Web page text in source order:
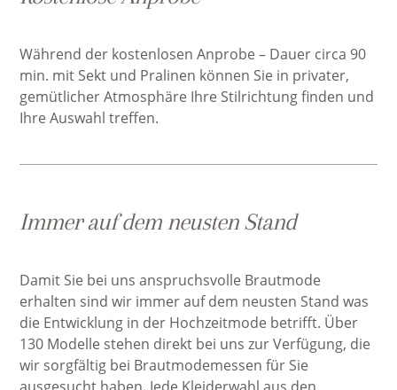
Während der kostenlosen Anprobe – Dauer circa 90
min. mit Sekt und Pralinen können Sie in privater,
gemütlicher Atmosphäre Ihre Stilrichtung finden und
Ihre Auswahl treffen.
Immer auf dem neusten Stand
Damit Sie bei uns anspruchsvolle Brautmode
erhalten sind wir immer auf dem neusten Stand was
die Entwicklung in der Hochzeitmode betrifft. Über
130 Modelle stehen direkt bei uns zur Verfügung, die
wir sorgfältig bei Brautmodemessen für Sie